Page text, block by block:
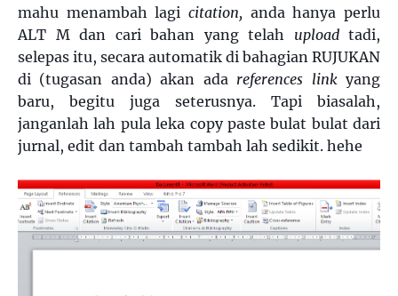
mahu menambah lagi citation, anda hanya perlu
ALT M dan cari bahan yang telah upload tadi,
selepas itu, secara automatik di bahagian RUJUKAN
di (tugasan anda) akan ada references linkyang
baru, begitu juga seterusnya. Tapi biasalah,
janganlah lah pula leka copy paste bulat bulat dari
jurnal, edit dan tambah tambah lah sedikit. hehe